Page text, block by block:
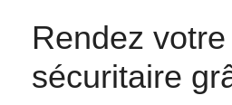
Rendez
sécuritaire